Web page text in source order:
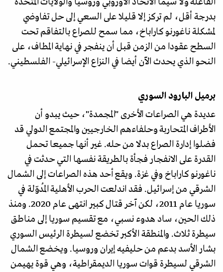
بدرجة أقل، لم تركز إلا قليلا على السعي إلى حل تفاوضي
لمشكلة ناغورنو كاراباخ، مما سمح للصراع بالتفاقم تحت
السطح عقودا من الزمن قبل أن ينفجر في نهاية المطاف، على
النحو الذي يحدث الآن أيضا في النزاع الإسرائيلي- الفلسطيني.
برميل البارود السوري
عديدة هي الصراعات الأخرى "المجمدة"، حيث يبدو أن
الأطراف المتحاربة وحلفاءهم الخارجيين والمجتمع الدولي قد
فضلوا إدارة الصراع بدلا من حله. غير أنها جميعا تحمل
القدرة على الانفجار فجأة بالطريقة نفسها التي حدثت في
ناغورنو كاراباخ وفي غزة. ويقع أحد هذه الصراعات إلى الشمال
الشرقي من إسرائيل. فقد اندلعت الحرب الأهلية المُدوّلة في
سوريا عام 2011، لكن آخر قتال كبير انتهى عام 2020. ومنذ
ذلك الحين، ساد هدوء نسبي، مع تقسيم سوريا إلى مناطق
سيطرة ثلاث. والمنطقة الأكبر تخضع لسيطرة الرئيس السوري
بشار الأسد بدعم من حليفيه إيران وروسيا. ويخضع الشمال
الشرقي لسيطرة قوات سوريا الديمقراطية، وهي قوة يهيمن